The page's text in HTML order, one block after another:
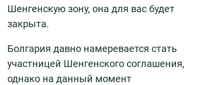
Шенгенскую зону, она для вас будет
закрыта.
Болгария давно намеревается стать
участницей Шенгенского соглашения,
однако на данный момент